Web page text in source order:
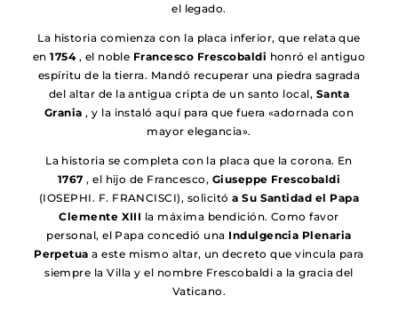
el legado.
La historia comienza con la placa inferior, que relata que
en1754, el noble Francesco Frescobaldi honró el antiguo
espíritu de la tierra. Mandó recuperar una piedra sagrada
del altar de la antigua cripta de un santo local, Santa
Grania , y la instaló aquí para que fuera «adornada con
mayor elegancia».
La historia se completa con la placa que la corona. En
1767 , el hijo de Francesco, Giuseppe Frescobaldi
(IOSEPHI. F. FRANCISCI), solicitóa Su Santidad el Papa
Clemente XIII la máxima bendición. Como favor
personal, el Papa concedió una Indulgencia Plenaria
Perpetua a este mismo altar, un decreto que vincula para
siempre la Villa y el nombre Frescobaldi a la gracia del
Vaticano.